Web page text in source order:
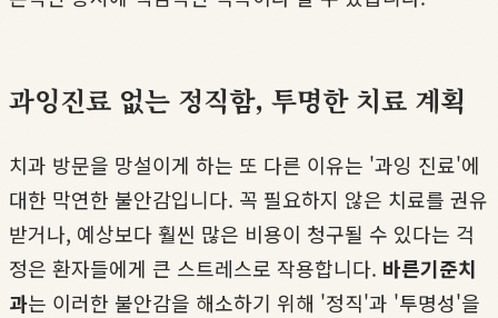
과잉진료 없는 정직함, 투명한 치료 계획
치과 방문을 망설이게 하는 또 다른 이유는 '과잉 진료'에
대한 막연한 불안감입니다. 꼭 필요하지 않은 치료를 권유
받거나, 예상보다 훨씬 많은 비용이 청구될 수 있다는 걱
정은 환자들에게 큰 스트레스로 작용합니다. 바른기준치
과는 이러한 불안감을 해소하기 위해 '정직'과 '투명성'을